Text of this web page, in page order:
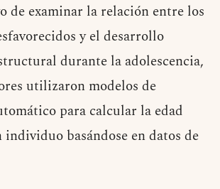
de examinar la relación entre los
y el desarrollo
durante la adolescencia,
utilizaron modelos de
para calcular la edad
basándose en datos de